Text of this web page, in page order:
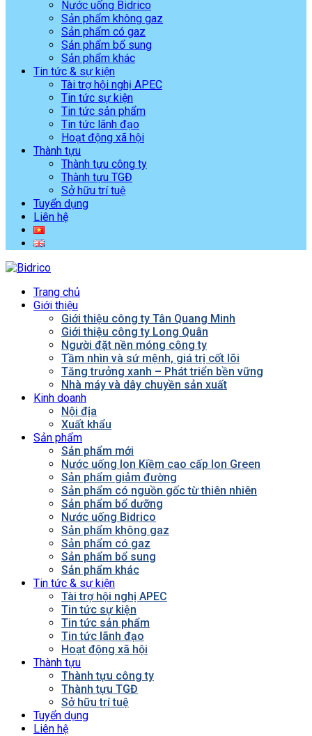
Nước uống Bidrico
Sản phẩm không gaz
Sản phẩm có gaz
Sản phẩm bổ sung
Sản phẩm khác
Tin tức & sự kiện
Tài trợ hội nghị APEC
Tin tức sự kiện
Tin tức sản phẩm
Tin tức lãnh đạo
Hoạt động xã hội
Thành tựu
Thành tựu công ty
Thành tựu TGĐ
Sở hữu trí tuệ
Tuyển dụng
Liên hệ
Trang chủ
Giới thiệu
Giới thiệu công ty Tân Quang Minh
Giới thiệu công ty Long Quân
Người đặt nền móng công ty
Tầm nhìn và sứ mệnh, giá trị cốt lõi
Tăng trưởng xanh – Phát triển bền vững
Nhà máy và dây chuyền sản xuất
Kinh doanh
Nội địa
Xuất khẩu
Sản phẩm
Sản phẩm mới
Nước uống Ion Kiềm cao cấp Ion Green
Sản phẩm giảm đường
Sản phẩm có nguồn gốc từ thiên nhiên
Sản phẩm bổ dưỡng
Nước uống Bidrico
Sản phẩm không gaz
Sản phẩm có gaz
Sản phẩm bổ sung
Sản phẩm khác
Tin tức & sự kiện
Tài trợ hội nghị APEC
Tin tức sự kiện
Tin tức sản phẩm
Tin tức lãnh đạo
Hoạt động xã hội
Thành tựu
Thành tựu công ty
Thành tựu TGĐ
Sở hữu trí tuệ
Tuyển dụng
Liên hệ